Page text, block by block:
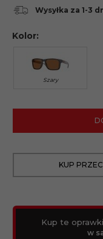
Kolor:
Szary
Kup te
w
Wysyłka za 1-3
KUP